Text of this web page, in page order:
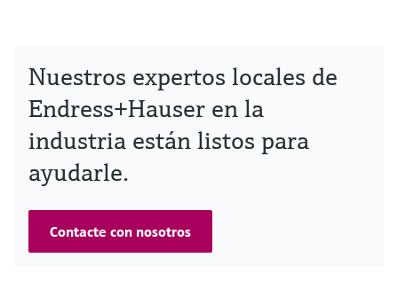
Nuestros expertos locales de
Endress+Hauser en la
industria están listos para
ayudarle.
Contacte con nosotros